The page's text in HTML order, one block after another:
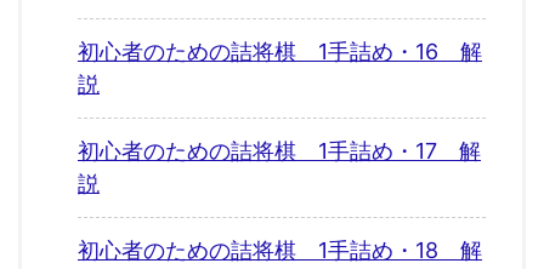
初心者のための詰将棋 1手詰め・16 解
説
初心者のための詰将棋 1手詰め・17 解
説
初心者のための詰将棋 1手詰め・18 解